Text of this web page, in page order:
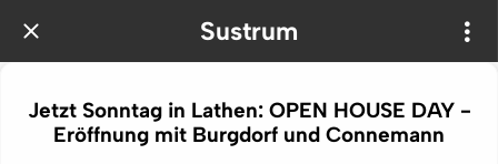
Sustrum
Jetzt Sonntag in Lathen: OPEN HOUSE DAY -
Eröffnung mit Burgdorf und Connemann